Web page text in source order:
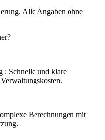
Alle Angaben ohne
: Schnelle und klare
Berechnungen mit